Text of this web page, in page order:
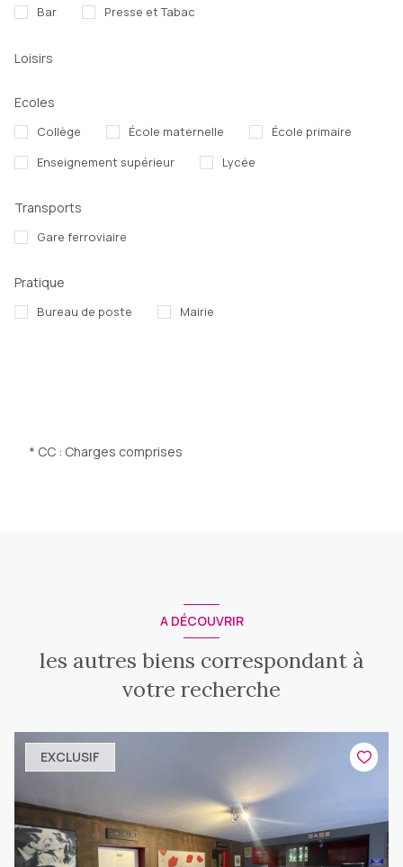
Bar Presse et Tabac
Loisirs
Ecoles
Collège École maternelle
École primaire
Enseignement supérieur
Lycée
Transports
Gare ferroviaire
Pratique
Bureau de poste Mairie
* CC : Charges comprises
A DÉCOUVRIR
les autres biens correspondant à
votre recherche
EXCLUSIF